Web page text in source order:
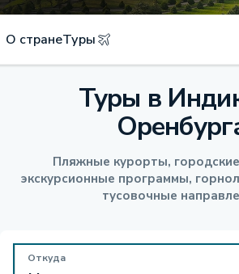
О странеТуры
Туры в
Пляжные курорты,
экскурсионные программы,
тусовочные
Откуда